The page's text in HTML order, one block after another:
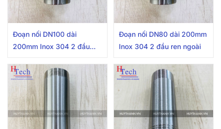
Đoạn nối DN100 dài
200mm Inox 304 2 đầu
Đoạn nối DN80 dài 200mm
Inox 304 2 đầu ren ngoài